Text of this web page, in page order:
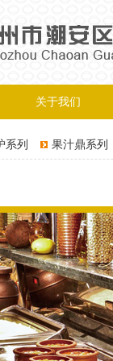
关于我们
系列 果汁鼎系列